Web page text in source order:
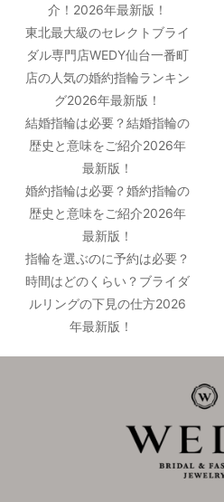
介！2026年最新版！
東北最大級のセレクトブライ
ダル専門店WEDY仙台一番町
店の人気の婚約指輪ランキン
グ2026年最新版！
結婚指輪は必要？結婚指輪の
歴史と意味をご紹介2026年
最新版！
婚約指輪は必要？婚約指輪の
歴史と意味をご紹介2026年
最新版！
指輪を選ぶのに予約は必要？
時間はどのくらい？ブライダ
ルリングの下見の仕方2026
年最新版！